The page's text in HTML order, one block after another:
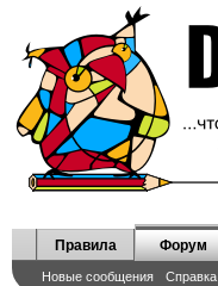
Правила Форум
Новые сообщения Справка